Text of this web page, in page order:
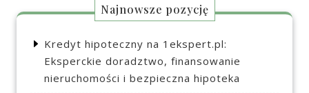
Najnowsze pozycję
Kredyt hipoteczny na 1ekspert.pl:
Eksperckie doradztwo, finansowanie
nieruchomości i bezpieczna hipoteka